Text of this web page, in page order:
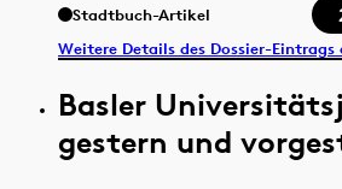
Stadtbuch-Artikel
Weitere Details des Dossier-Eintrags
Basler
gestern und